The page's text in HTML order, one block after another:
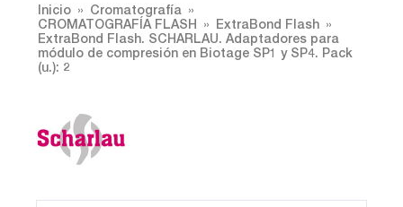
Inicio
Cromatografía
CROMATOGRAFÍA FLASH
ExtraBond Flash
ExtraBond Flash. SCHARLAU. Adaptadores para
módulo de compresión en Biotage SP1 y SP4. Pack
(u.): 2